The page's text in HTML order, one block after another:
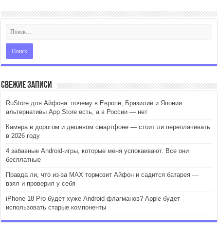
Свежие записи
RuStore для Айфона: почему в Европе, Бразилии и Японии
альтернативы App Store есть, а в России — нет
Камера в дорогом и дешевом смартфоне — стоит ли переплачивать
в 2026 году
4 забавные Android-игры, которые меня успокаивают. Все они
бесплатные
Правда ли, что из-за MAX тормозит Айфон и садится батарея —
взял и проверил у себя
iPhone 18 Pro будет хуже Android-флагманов? Apple будет
использовать старые компоненты